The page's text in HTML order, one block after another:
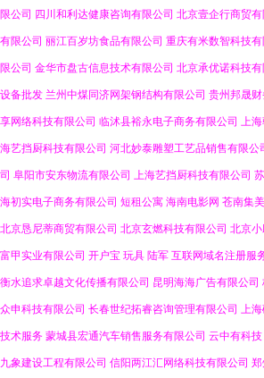
限公司 四川和利达健康咨询有限公司 北京壹企行商贸有
有限公司 丽江百岁坊食品有限公司 重庆有米数智科技有
限公司 金华市盘古信息技术有限公司 北京承优诺科技有
设备批发 兰州中煤同济网架钢结构有限公司 贵州邦晟
享网络科技有限公司 临沭县裕永电子商务有限公司 上海
海艺挡厨科技有限公司 河北妙泰雕塑工艺品销售有限公
司 阜阳市安东物流有限公司 上海艺挡厨科技有限公司
海初实电子商务有限公司 短租公寓 海南电影网 苍南集
北京恳尼蒂商贸有限公司 北京玄燃科技有限公司 北京小
富甲实业有限公司 开户宝 玩具 陆军 互联网域名注册服
衡水追求卓越文化传播有限公司 昆明海海广告有限公司
众申科技有限公司 长春世纪拓睿咨询管理有限公司 上海
技术服务 蒙城县宏通汽车销售服务有限公司 云中有科
九象建设工程有限公司 信阳两江汇网络科技有限公司 郑